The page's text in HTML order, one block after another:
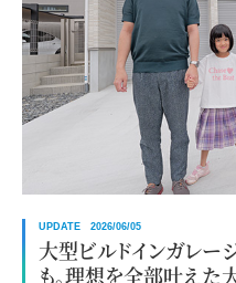
UPDATE 2026/06/05
大型ビルドインガレー
も。理想を全部叶えた